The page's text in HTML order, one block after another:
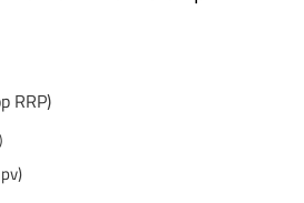
RRP)